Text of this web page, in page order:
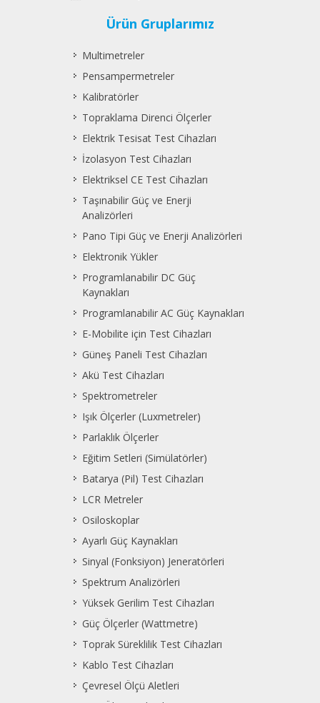
Ürün Gruplarımız
Multimetreler
Pensampermetreler
Kalibratörler
Topraklama Direnci Ölçerler
Elektrik Tesisat Test Cihazları
İzolasyon Test Cihazları
Elektriksel CE Test Cihazları
Taşınabilir Güç ve Enerji
Analizörleri
Pano Tipi Güç ve Enerji Analizörleri
Elektronik Yükler
Programlanabilir DC Güç
Kaynakları
Programlanabilir AC Güç Kaynakları
E-Mobilite için Test Cihazları
Güneş Paneli Test Cihazları
Akü Test Cihazları
Spektrometreler
Işık Ölçerler (Luxmetreler)
Parlaklık Ölçerler
Eğitim Setleri (Simülatörler)
Batarya (Pil) Test Cihazları
LCR Metreler
Osiloskoplar
Ayarlı Güç Kaynakları
Sinyal (Fonksiyon) Jeneratörleri
Spektrum Analizörleri
Yüksek Gerilim Test Cihazları
Güç Ölçerler (Wattmetre)
Toprak Süreklilik Test Cihazları
Kablo Test Cihazları
Çevresel Ölçü Aletleri